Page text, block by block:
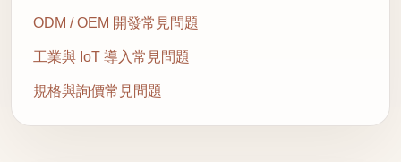
ODM / OEM 開發常見問題
工業與 IoT 導入常見問題
規格與詢價常見問題